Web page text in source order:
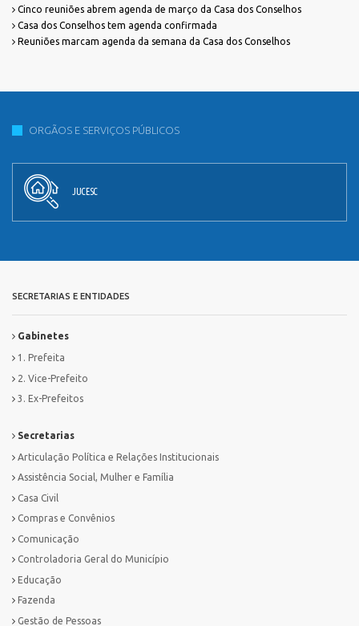
Cinco reuniões abrem agenda de março da Casa dos Conselhos
Casa dos Conselhos tem agenda confirmada
Reuniões marcam agenda da semana da Casa dos Conselhos
ORGÃOS E SERVIÇOS PÚBLICOS
JUCESC
SECRETARIAS E ENTIDADES
Gabinetes
1. Prefeita
2. Vice-Prefeito
3. Ex-Prefeitos
Secretarias
Articulação Política e Relações Institucionais
Assistência Social, Mulher e Família
Casa Civil
Compras e Convênios
Comunicação
Controladoria Geral do Município
Educação
Fazenda
Gestão de Pessoas